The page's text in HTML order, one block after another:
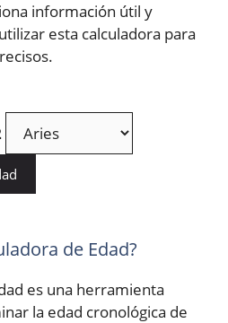
información útil y
esta calculadora para
de Edad?
es una herramienta
la edad cronológica de